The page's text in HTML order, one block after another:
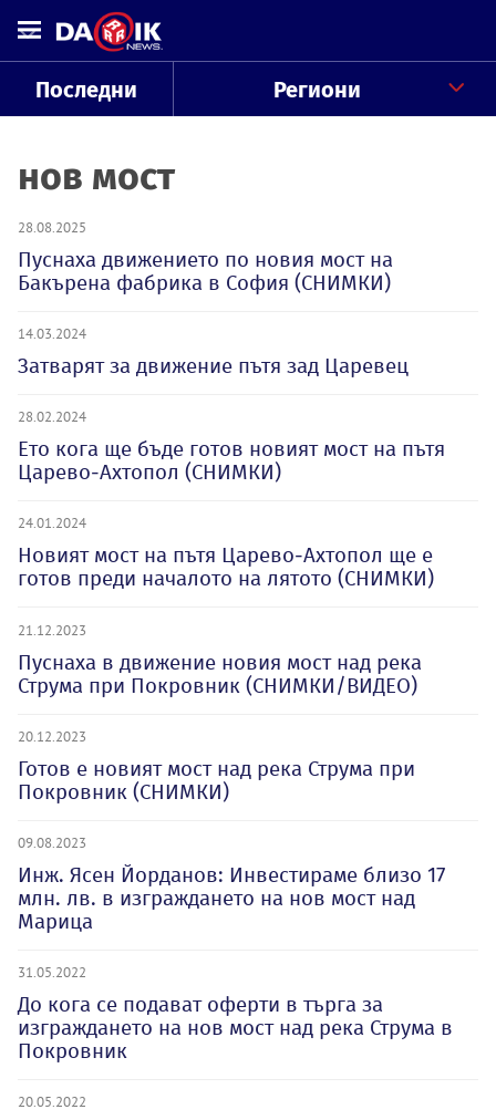
Последни Региони
нов мост
28.08.2025
Пуснаха движението по новия мост на
Бакърена фабрика в София (СНИМКИ)
14.03.2024
Затварят за движение пътя зад Царевец
28.02.2024
Ето кога ще бъде готов новият мост на пътя
Царево-Ахтопол (СНИМКИ)
24.01.2024
Новият мост на пътя Царево-Ахтопол ще е
готов преди началото на лятото (СНИМКИ)
21.12.2023
Пуснаха в движение новия мост над река
Струма при Покровник (СНИМКИ/ВИДЕО)
20.12.2023
Готов е новият мост над река Струма при
Покровник (СНИМКИ)
09.08.2023
Инж. Ясен Йорданов: Инвестираме близо 17
млн. лв. в изграждането на нов мост над
Марица
31.05.2022
До кога се подават оферти в търга за
изграждането на нов мост над река Струма в
Покровник
20.05.2022